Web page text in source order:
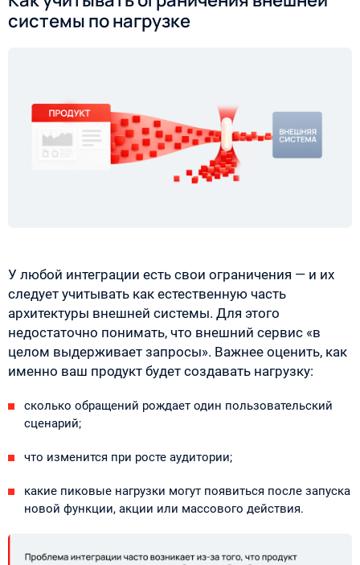
системы по нагрузке
У любой интеграции есть свои ограничения — и их
следует учитывать как естественную часть
архитектуры внешней системы. Для этого
недостаточно понимать, что внешний сервис «в
целом выдерживает запросы». Важнее оценить, как
именно ваш продукт будет создавать нагрузку:
сколько обращений рождает один пользовательский
сценарий;
что изменится при росте аудитории;
какие пиковые нагрузки могут появиться после запуска
новой функции, акции или массового действия.